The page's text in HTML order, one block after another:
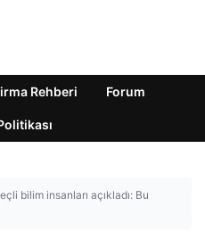
Rehberi Forum
bilim insanları açıkladı: Bu